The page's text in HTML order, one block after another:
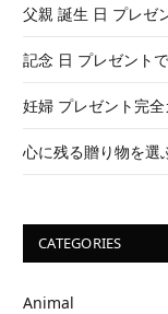
父親 誕生 日 プレゼ
記念 日 プレゼント
妊婦 プレゼント完
心に残る贈り物を選
CATEGORIES
Animal